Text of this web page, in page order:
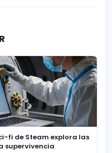
fi de Steam explora las
supervivencia